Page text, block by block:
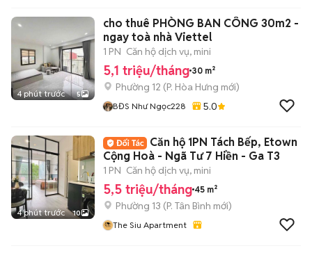
4 phút trước 5
cho thuê PHÒNG BAN CÔNG 30m2 -
ngay toà nhà Viettel
1 PN Căn hộ dịch vụ, mini
5,1 triệu/tháng 30 m²
Phường 12 (P. Hòa Hưng mới)
BĐS Như Ngọc228 5.0
4 phút trước 10
Căn hộ 1PN Tách Bếp, Etown
Cộng Hoà - Ngã Tư 7 Hiền - Ga T3
1 PN Căn hộ dịch vụ, mini
5,5 triệu/tháng 45 m²
Phường 13 (P. Tân Bình mới)
The Siu Apartment